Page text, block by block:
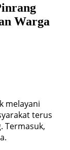
Warga
melayani
terus
Termasuk,